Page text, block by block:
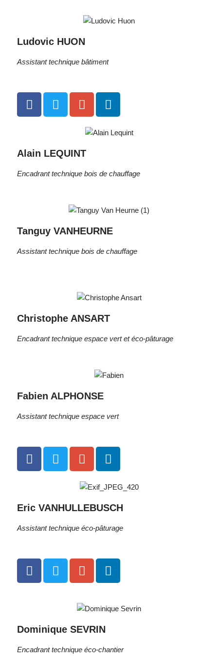
Ludovic HUON
Assistant technique bâtiment
Alain LEQUINT
Encadrant technique bois de chauffage
Tanguy VANHEURNE
Assistant technique bois de chauffage
Christophe ANSART
Encadrant technique espace vert et éco-pâturage
Fabien ALPHONSE
Assistant technique espace vert
Eric VANHULLEBUSCH
Assistant technique éco-pâturage
Dominique SEVRIN
Encadrant technique éco-chantier